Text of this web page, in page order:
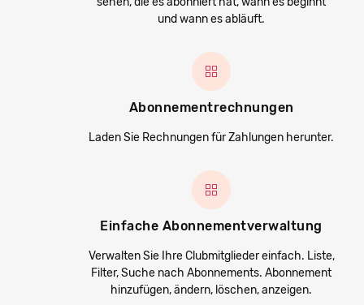
und wann es abläuft.
Abonnementrechnungen
Laden Sie Rechnungen für Zahlungen herunter.
Einfache Abonnementverwaltung
Verwalten Sie Ihre Clubmitglieder einfach. Liste,
Filter, Suche nach Abonnements. Abonnement
hinzufügen, ändern, löschen, anzeigen.